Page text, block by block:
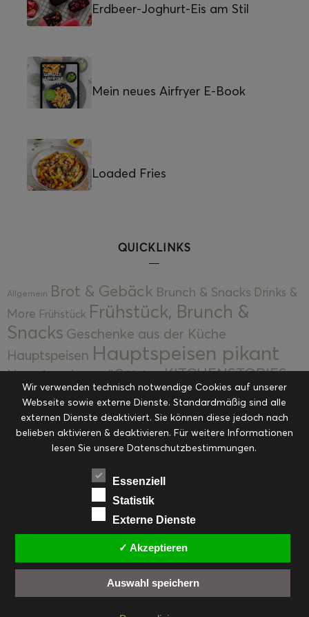
Erdbeer-Joghurt-Eis am Stil
Mein neues Airfryer E-Book
Loaded Fries
QUICKLINKS
Allgemein Brot & Gebäck Brunch & Snacks Drinks &
More Frühstück Frühstück, Brunch &
Snacks Geschenke aus der Küche
Hauptspeisen Hauptspeisen pikant
Hauptspeisen süßKekseKITCHENSTORIES
Kuchen, Torten & Desserts Kuchen und
Desserts Kulinarik Kulinarische Mitbringsel &
Eingemachtes Ohne Kategorie Ostern Resteküche
RezepteSaisonalSliderStartseite
Suppen, Salate & Vorspeisen
Vorspeisen, Salate & Suppen
Weihnachten Workshops & Events
FACEBOOK PINTEREST
EMAIL
Wir verwenden technisch notwendige Cookies auf unserer
Webseite sowie externe Dienste. Standardmäßig sind alle
externen Dienste deaktiviert. Sie können diese jedoch nach
belieben aktivieren & deaktivieren. Für weitere Informationen
lesen Sie unsere Datenschutzbestimmungen.
Essenziell
Statistik
Externe Dienste
✓ Akzeptieren
Auswahl speichern